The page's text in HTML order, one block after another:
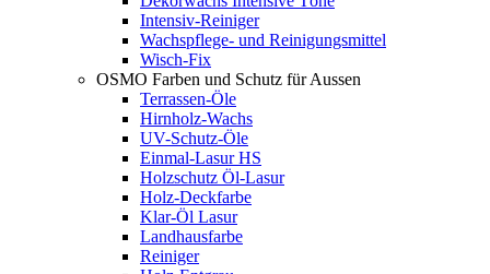
Intensiv-Reiniger
Wachspflege- und Reinigungsmittel
Wisch-Fix
OSMO Farben und Schutz für Aussen
Terrassen-Öle
Hirnholz-Wachs
UV-Schutz-Öle
Einmal-Lasur HS
Holzschutz Öl-Lasur
Holz-Deckfarbe
Klar-Öl Lasur
Landhausfarbe
Reiniger